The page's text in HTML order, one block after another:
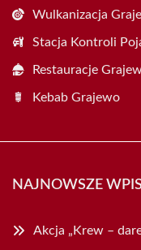
Wulkanizacja
Stacja Kontroli
Restauracje
Kebab Grajewo
NAJNOWSZE
Akcja „Krew –